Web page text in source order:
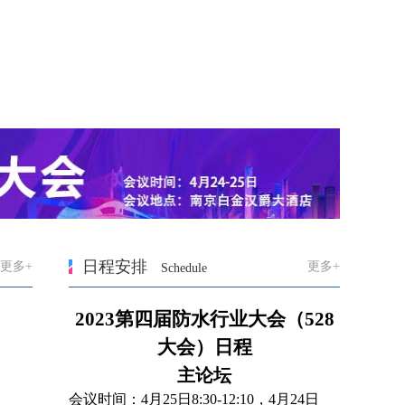
更多+ 日程安排 Schedule 更多+
2023第四届防水行业大会（528
大会）日程
主论坛
会议时间：4月25日8:30-12:10，4月24日